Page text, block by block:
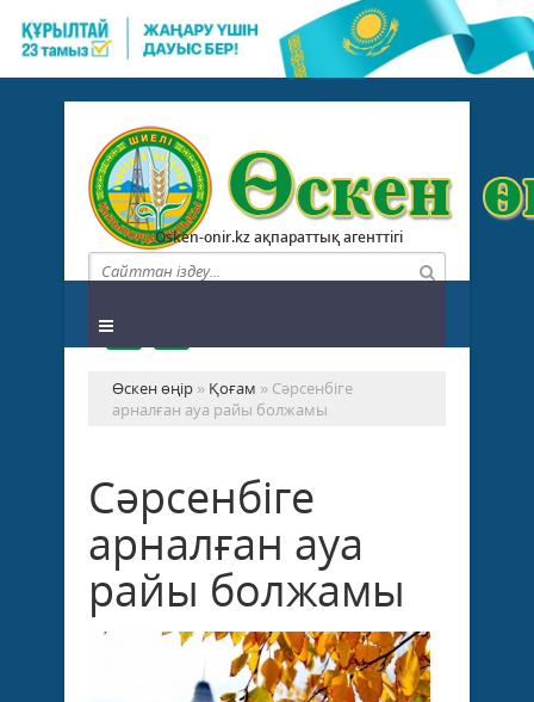
Osken-onir.kz ақпараттық агенттігі
Өскен өңір » Қоғам » Сәрсенбіге
арналған ауа райы болжамы
Сәрсенбіге
арналған ауа
райы болжамы